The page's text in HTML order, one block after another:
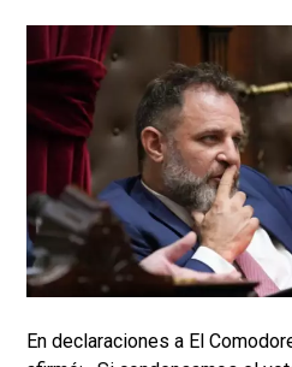
En declaraciones a El